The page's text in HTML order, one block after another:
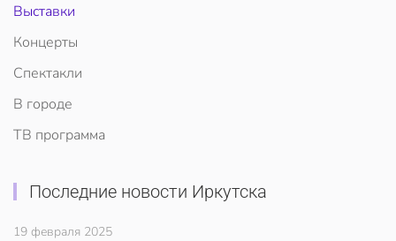
Выставки
Концерты
Спектакли
В городе
ТВ программа
Последние новости Иркутска
19 февраля 2025